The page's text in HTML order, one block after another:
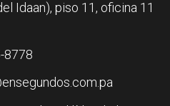
Idaan), piso 11, oficina 11
8778